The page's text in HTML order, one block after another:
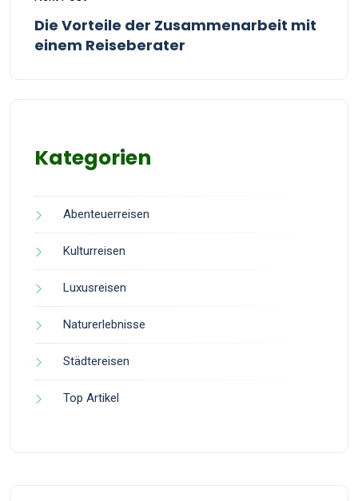
Die Vorteile der Zusammenarbeit mit
einem Reiseberater
Kategorien
Abenteuerreisen
Kulturreisen
Luxusreisen
Naturerlebnisse
Städtereisen
Top Artikel